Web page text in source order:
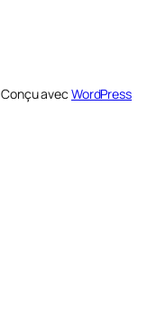
Conçu avec WordPress